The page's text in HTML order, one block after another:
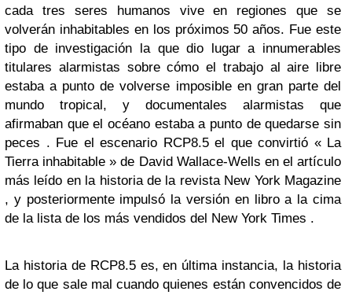
cada tres seres humanos vive en regiones que se
volverán inhabitables en los próximos 50 años. Fue este
tipo de investigación la que dio lugar a innumerables
titulares alarmistas sobre cómo el trabajo al aire libre
estaba a punto de volverse imposible en gran parte del
mundo tropical, y documentales alarmistas que
afirmaban que el océano estaba a punto de quedarse sin
peces . Fue el escenario RCP8.5 el que convirtió « La
Tierra inhabitable » de David Wallace-Wells en el artículo
más leído en la historia de la revista New York Magazine
, y posteriormente impulsó la versión en libro a la cima
de la lista de los más vendidos del New York Times .
La historia de RCP8.5 es, en última instancia, la historia
de lo que sale mal cuando quienes están convencidos de